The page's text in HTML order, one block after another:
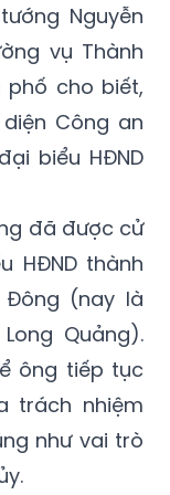
Nguyễn
vụ Thành
phố cho biết,
Công an
biểu HĐND
đã được cử
HĐND thành
(nay là
Quảng).
ông tiếp tục
trách nhiệm
như vai trò